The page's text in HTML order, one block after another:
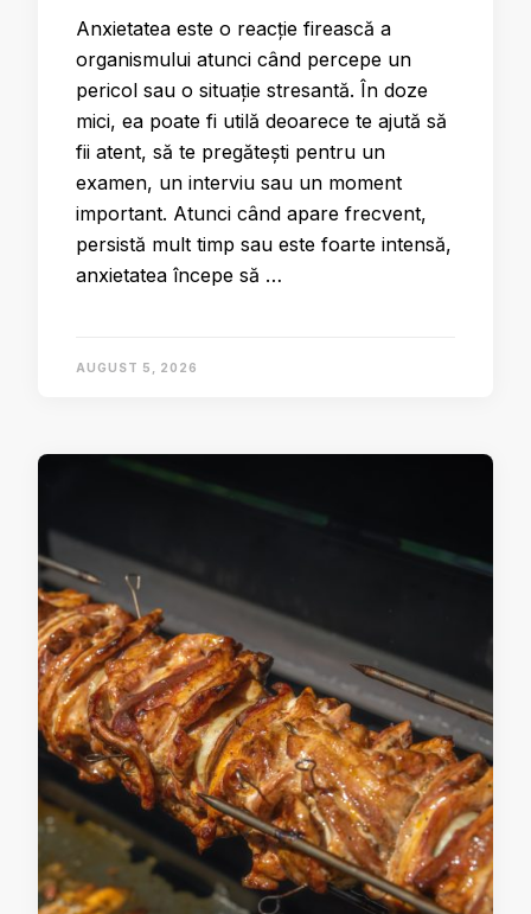
Anxietatea este o reacție firească a
organismului atunci când percepe un
pericol sau o situație stresantă. În doze
mici, ea poate fi utilă deoarece te ajută să
fii atent, să te pregătești pentru un
examen, un interviu sau un moment
important. Atunci când apare frecvent,
persistă mult timp sau este foarte intensă,
anxietatea începe să …
AUGUST 5, 2026